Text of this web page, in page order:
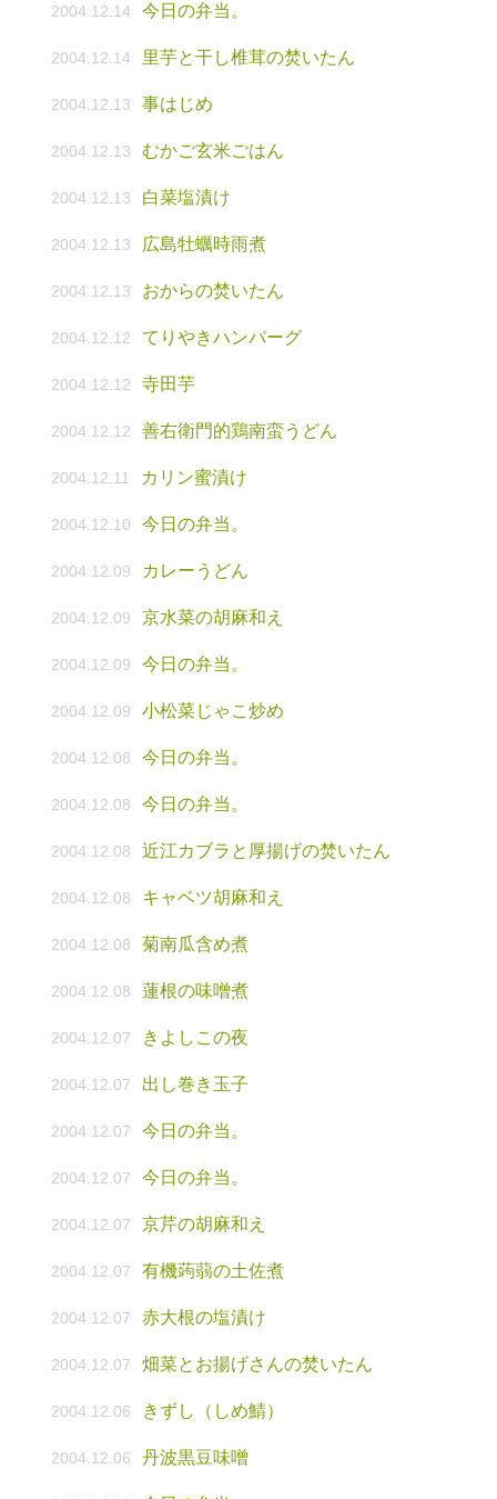
2004.12.14 今日の弁当。
2004.12.14 里芋と干し椎茸の焚いたん
2004.12.13 事はじめ
2004.12.13 むかご玄米ごはん
2004.12.13 白菜塩漬け
2004.12.13 広島牡蠣時雨煮
2004.12.13 おからの焚いたん
2004.12.12 てりやきハンバーグ
2004.12.12 寺田芋
2004.12.12 善右衛門的鶏南蛮うどん
2004.12.11 カリン蜜漬け
2004.12.10 今日の弁当。
2004.12.09 カレーうどん
2004.12.09 京水菜の胡麻和え
2004.12.09 今日の弁当。
2004.12.09 小松菜じゃこ炒め
2004.12.08 今日の弁当。
2004.12.08 今日の弁当。
2004.12.08 近江カブラと厚揚げの焚いたん
2004.12.08 キャベツ胡麻和え
2004.12.08 菊南瓜含め煮
2004.12.08 蓮根の味噌煮
2004.12.07 きよしこの夜
2004.12.07 出し巻き玉子
2004.12.07 今日の弁当。
2004.12.07 今日の弁当。
2004.12.07 京芹の胡麻和え
2004.12.07 有機蒟蒻の土佐煮
2004.12.07 赤大根の塩漬け
2004.12.07 畑菜とお揚げさんの焚いたん
2004.12.06 きずし（しめ鯖）
2004.12.06 丹波黒豆味噌